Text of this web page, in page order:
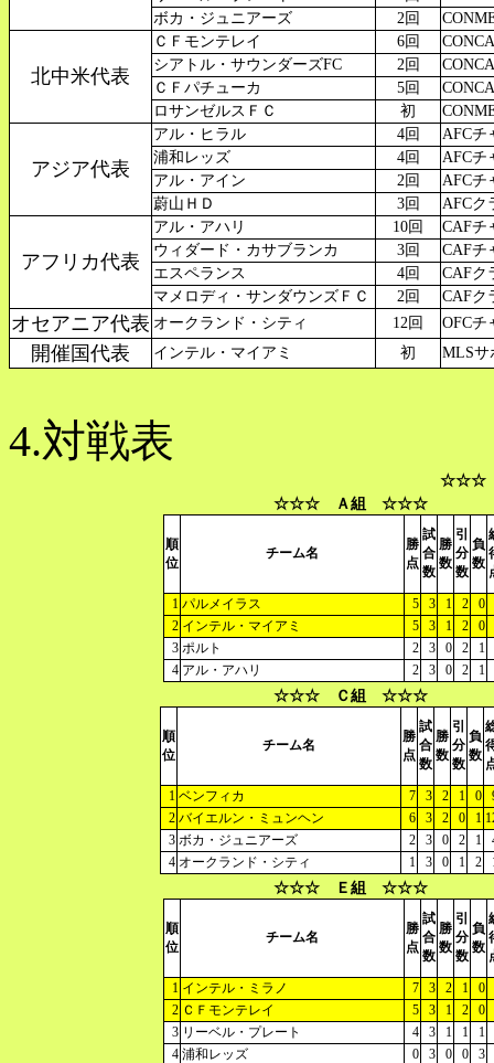
ボカ・ジュニアーズ
2回
北中米代表
ＣＦモンテレイ 6回
シアトル・サウンダーズFC
2回
ＣＦパチューカ
5回
ロサンゼルスＦＣ
初
アジア代表
アル・ヒラル 4回
AFCチ
浦和レッズ
4回
AFCチ
アル・アイン
2回
AFCチ
蔚山ＨＤ
3回 AFCク
アフリカ代表
アル・アハリ 10回
CAFチ
ウィダード・カサブランカ
3回
CAFチ
エスペランス
4回
CAFク
マメロディ・サンダウンズＦＣ
2回 CAFク
オセアニア代表 オークランド・シティ 12回 OFCチ
開催国代表 インテル・マイアミ 初 MLSサ
4.対戦表
☆☆☆
☆☆☆ Ａ組 ☆☆☆
順
位
チーム名
勝
点
試
合
数
勝
数
引
分
数
負
数
1 パルメイラス 5 3 1 2
0
2 インテル・マイアミ 5 3 1 2
0
3 ポルト 2 3 0 2
1
4 アル・アハリ 2 3 0 2 1
☆☆☆ Ｃ組 ☆☆☆
順
位
チーム名
勝
点
試
合
数
勝
数
引
分
数
負
数
1 ベンフィカ 7 3 2 1 0
2 バイエルン・ミュンヘン 6 3 2 0 1
3 ボカ・ジュニアーズ 2 3 0 2 1
4 オークランド・シティ 1 3 0 1 2
☆☆☆ Ｅ組 ☆☆☆
順
位
チーム名
勝
点
試
合
数
勝
数
引
分
数
負
数
1 インテル・ミラノ 7 3 2 1
0
2 ＣＦモンテレイ 5 3 1 2
0
3 リーベル・プレート 4 3 1 1
1
4 浦和レッズ 0 3 0 0 3